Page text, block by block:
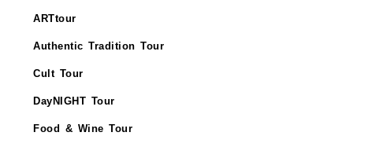
ARTtour
Authentic Tradition Tour
Cult Tour
DayNIGHT Tour
Food & Wine Tour